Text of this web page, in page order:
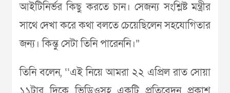
আইটিনির্ভর কিছু করতে চান। সেজন্য সংশ্লিষ্ট মন্ত্রীর
সাথে দেখা করে কথা বলতে চেয়েছিলেন সহযোগিতার
জন্য। কিন্তু সেটা তিনি পারেননি।”
তিনি বলেন, ‘‘এই নিয়ে আমরা ২২ এপ্রিল রাত সোয়া